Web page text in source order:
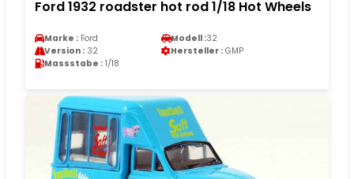
Ford 1932 roadster hot rod 1/18 Hot Wheels
Marke : Ford Modell :32
Version : 32 Hersteller : GMP
Massstabe : 1/18